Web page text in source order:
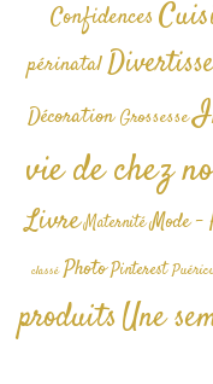
Confidences
périnatal
Décoration Grossesse
vie de chez
Livre Maternité Mode -
classé Photo Pinterest
produitsUne